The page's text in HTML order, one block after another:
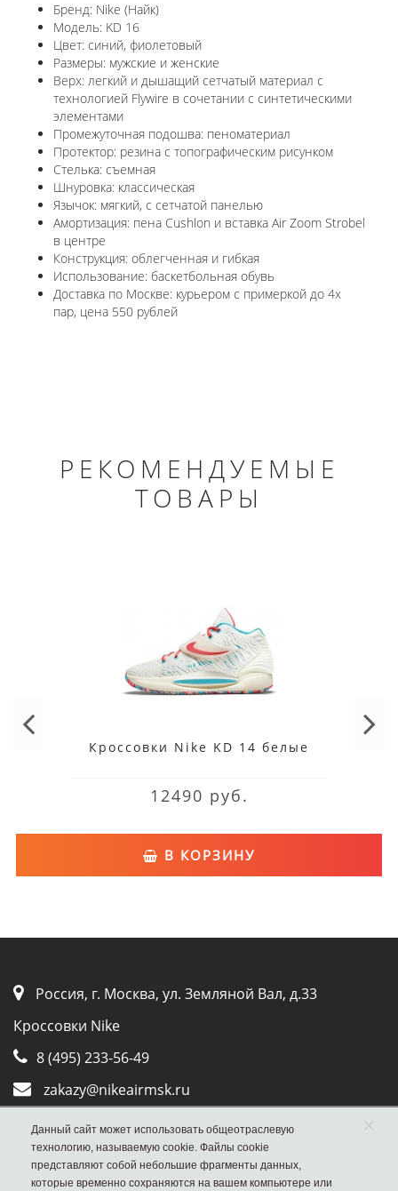
Бренд: Nike (Найк)
Модель: KD 16
Цвет: синий, фиолетовый
Размеры: мужские и женские
Верх: легкий и дышащий сетчатый материал с
технологией Flywire в сочетании с синтетическими
элементами
Промежуточная подошва: пеноматериал
Протектор: резина с топографическим рисунком
Стелька: съемная
Шнуровка: классическая
Язычок: мягкий, с сетчатой панелью
Амортизация: пена Cushlon и вставка Air Zoom Strobel
в центре
Конструкция: облегченная и гибкая
Использование: баскетбольная обувь
Доставка по Москве: курьером с примеркой до 4х
пар, цена 550 рублей
РЕКОМЕНДУЕМЫЕ
ТОВАРЫ
Кроссовки Nike KD 14 белые
12490 руб.
В КОРЗИНУ
Россия, г. Москва, ул. Земляной Вал, д.33
Кроссовки Nike
8 (495) 233-56-49
zakazy@nikeairmsk.ru
Whatsapp
Viber
Данный сайт может использовать общеотраслевую
технологию, называемую cookie. Файлы cookie
представляют собой небольшие фрагменты данных,
которые временно сохраняются на вашем компьютере или
×